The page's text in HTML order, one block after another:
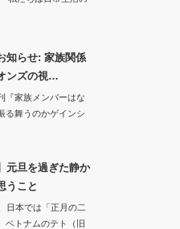
知らせ: 家族関係
ンズの視…
『家族メンバーはな
る舞うのかゲインシ
元旦を過ぎた静か
うこと
日本では「正月の二
ベトナムのテト（旧